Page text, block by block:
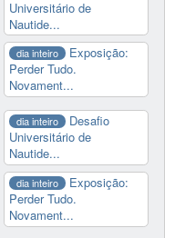
Universitário de
Nautide...
dia inteiro
Exposição:
Perder Tudo.
Novament...
dia inteiro
Desafio
Universitário de
Nautide...
dia inteiro
Exposição:
Perder Tudo.
Novament...